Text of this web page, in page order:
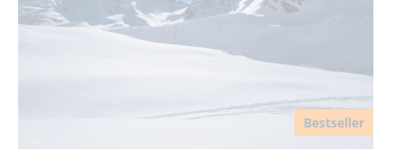
Bestseller